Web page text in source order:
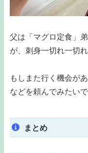
父は「マグロ定食」
が、刺身一切れ一切
もしまた行く機会が
などを頼んでみたいで
まとめ